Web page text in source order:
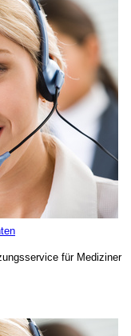
für Mediziner